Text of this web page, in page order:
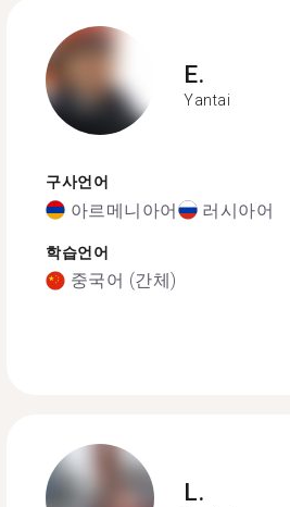
E.
Yantai
구사언어
아르메니아어 러시아어
학습언어
중국어 (간체)
L.